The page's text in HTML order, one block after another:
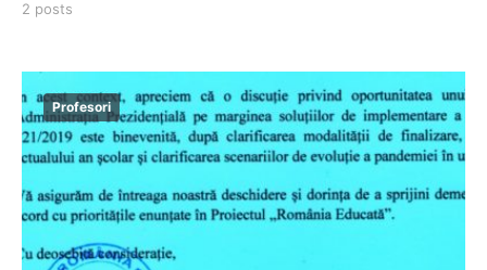
2 posts
Profesori